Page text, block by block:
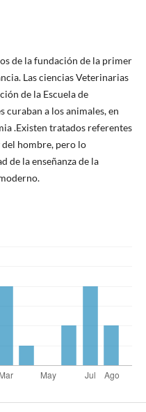
de la fundación de la primer
Las ciencias Veterinarias
de la Escuela de
curaban a los animales, en
.Existen tratados referentes
hombre, pero lo
de la enseñanza de la